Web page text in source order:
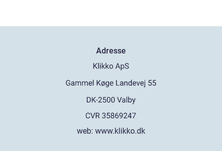
Adresse
web: www.klikko.dk